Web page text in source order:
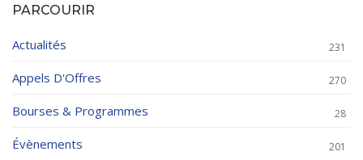
PARCOURIR
Actualités 231
Appels D'Offres 270
Bourses & Programmes 28
Évènements 201